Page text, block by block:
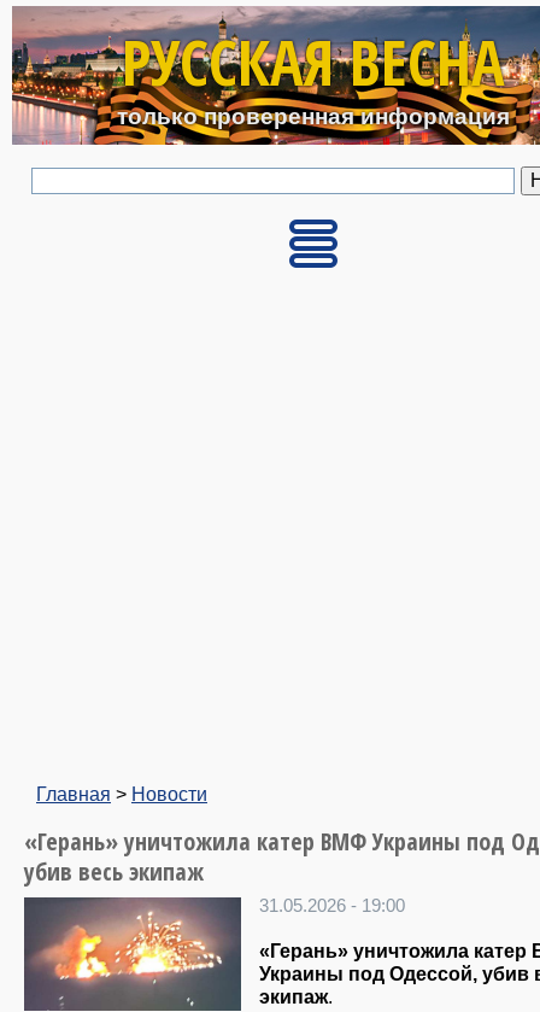
Перейти к основному
РУССКАЯ ВЕСНА
только проверенная информация
Главная > Новости
«Герань» уничтожила катер ВМФ Украины под
убив весь экипаж
31.05.2026 - 19:00
«Герань» уничтожила
Украины под Одессой, убив
экипаж.